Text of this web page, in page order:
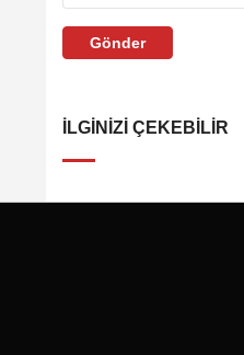
Gönder
İLGINIZI ÇEKEBILIR